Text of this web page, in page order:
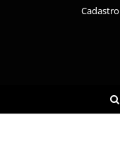
Cadastro